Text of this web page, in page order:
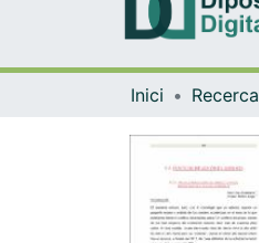
Inici Recerca